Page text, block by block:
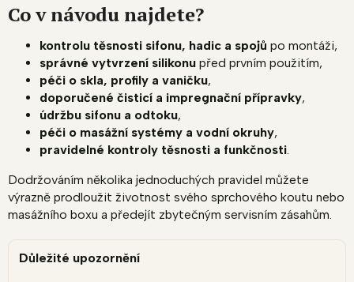
Co v návodu najdete?
kontrolu těsnosti sifonu, hadic a spojů po montáži,
správné vytvrzení silikonu před prvním použitím,
péči o skla, profily a vaničku,
doporučené čisticí a impregnační přípravky,
údržbu sifonu a odtoku,
péči o masážní systémy a vodní okruhy,
pravidelné kontroly těsnosti a funkčnosti.
Dodržováním několika jednoduchých pravidel můžete
výrazně prodloužit životnost svého sprchového koutu nebo
masážního boxu a předejít zbytečným servisním zásahům.
Důležité upozornění